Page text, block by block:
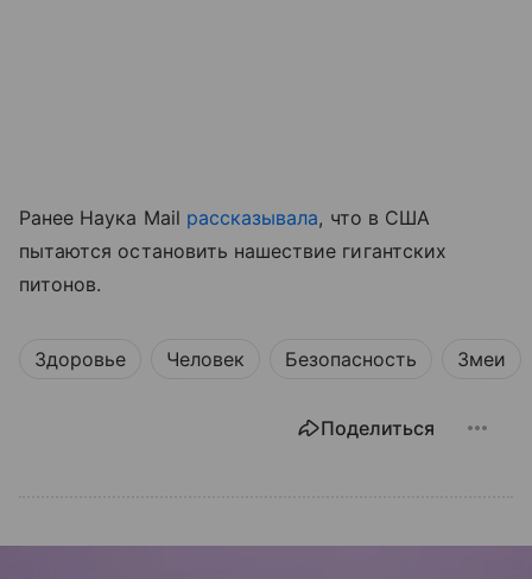
Ранее Наука Mail рассказывала, что в США
пытаются остановить нашествие гигантских
питонов.
Здоровье Человек Безопасность Змеи
Поделиться